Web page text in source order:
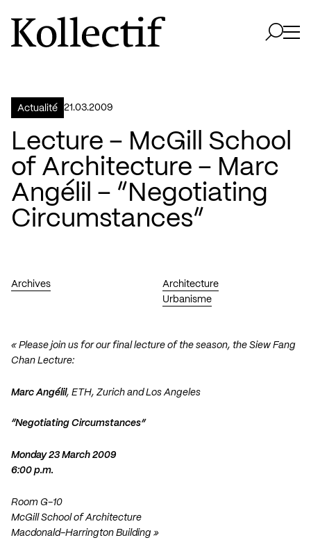
Aller à la page d'accueil
Logo Kollectif
Actualité 21.03.2009
Lecture – McGill School
of Architecture – Marc
Angélil – “Negotiating
Circumstances”
Archives
Architecture
Urbanisme
« Please join us for our final lecture of the season, the Siew Fang
Chan Lecture:
Marc Angélil, ETH, Zurich and Los Angeles
“Negotiating Circumstances”
Monday 23 March 2009
6:00 p.m.
Room G-10
McGill School of Architecture
Macdonald-Harrington Building »